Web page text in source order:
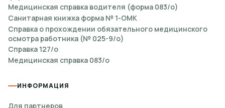
Медицинская справка водителя (форма 083/о)
Санитарная книжка форма № 1-ОМК
Справка о прохождении обязательного медицинского
осмотра работника (№ 025-9/о)
Справка 127/о
Медицинская справка 083/о
ИНФОРМАЦИЯ
Для партнеров